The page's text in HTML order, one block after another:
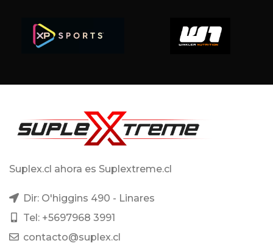
Suplex.cl ahora es Suplextreme.cl
Dir: O'higgins 490 - Linares
Tel: +5697968 3991
contacto@suplex.cl